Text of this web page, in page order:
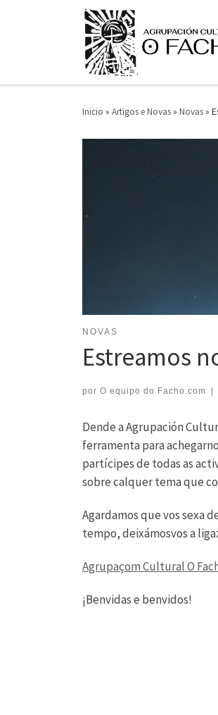
Saltar ao contido
Inicio » Artigos e Novas » Novas »
NOVAS
Estreamos
por O equipo do Facho.com |
Dende a Agrupación
ferramenta para
partícipes de todas as
sobre calquer tema que
Agardamos que vos sexa
tempo, deixámosvos a
Agrupaçom Cultural O
¡Benvidas e benvidos!